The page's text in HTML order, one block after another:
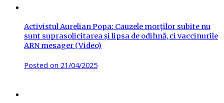
Activistul Aurelian Popa: Cauzele morților subite nu
sunt suprasolicitarea și lipsa de odihnă, ci vaccinurile
ARN mesager (Video)
Posted on 21/04/2025